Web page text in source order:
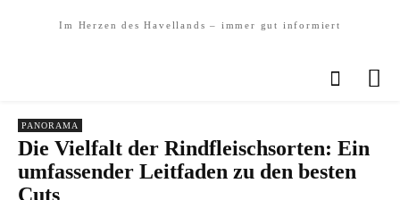
Im Herzen des Havellands – immer gut informiert
PANORAMA
Die Vielfalt der Rindfleischsorten: Ein
umfassender Leitfaden zu den besten
Cuts